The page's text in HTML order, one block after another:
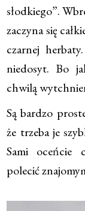
słodkiego”.
zaczyna się
czarnej
niedosyt. Bo
chwilą
Są bardzo
że trzeba je
Sami oceńcie
polecić